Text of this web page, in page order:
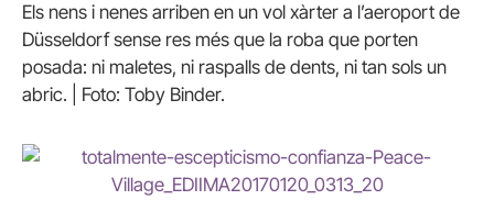
Els nens i nenes arriben en un vol xàrter a l’aeroport de
Düsseldorf sense res més que la roba que porten
posada: ni maletes, ni raspalls de dents, ni tan sols un
abric. | Foto: Toby Binder.